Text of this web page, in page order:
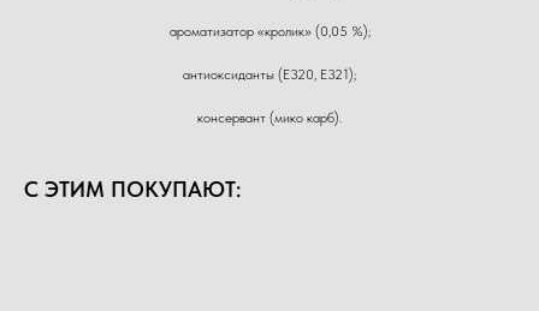
ароматизатор «кролик» (0,05 %);
антиоксиданты (Е320, Е321);
консервант (мико карб).
С ЭТИМ ПОКУПАЮТ: